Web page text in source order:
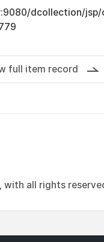
dcollection/jsp/
full item record
all rights